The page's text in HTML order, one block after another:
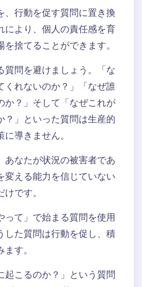
、行動を促す質問に置き換
により、個人の責任感を育
を捨てることができます。
質問を避けましょう。「な
くれないのか？」「なぜ誰
か？」そして「なぜこれが
？」といった質問は生産的
導きません。
あなたが状況の被害者であ
変える能力を信じていない
です。
って」で始まる質問を使用
した質問は行動を促し、積
す。
起こるのか？」という質問